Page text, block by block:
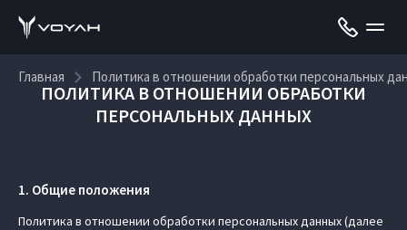
Главная Политика в отношении обработки персональных
ПОЛИТИКА В ОТНОШЕНИИ ОБРАБОТКИ
ПЕРСОНАЛЬНЫХ ДАННЫХ
1. Общие положения
Политика в отношении обработки персональных данных (далее